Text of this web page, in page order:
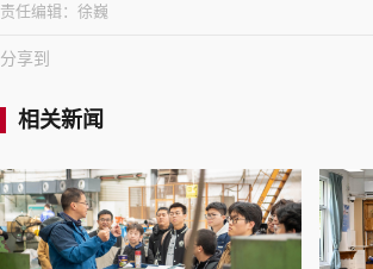
责任编辑： 徐巍
分享到
相关新闻